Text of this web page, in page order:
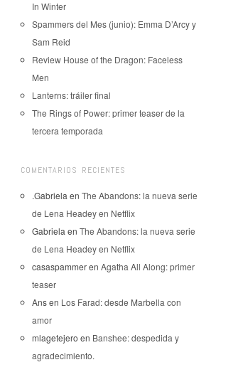
In Winter
Spammers del Mes (junio): Emma D’Arcy y
Sam Reid
Review House of the Dragon: Faceless
Men
Lanterns: tráiler final
The Rings of Power: primer teaser de la
tercera temporada
COMENTARIOS RECIENTES
.Gabriela en The Abandons: la nueva serie
de Lena Headey en Netflix
Gabriela en The Abandons: la nueva serie
de Lena Headey en Netflix
casaspammeren Agatha All Along: primer
teaser
Ansen Los Farad: desde Marbella con
amor
mlagetejero en Banshee: despedida y
agradecimiento.